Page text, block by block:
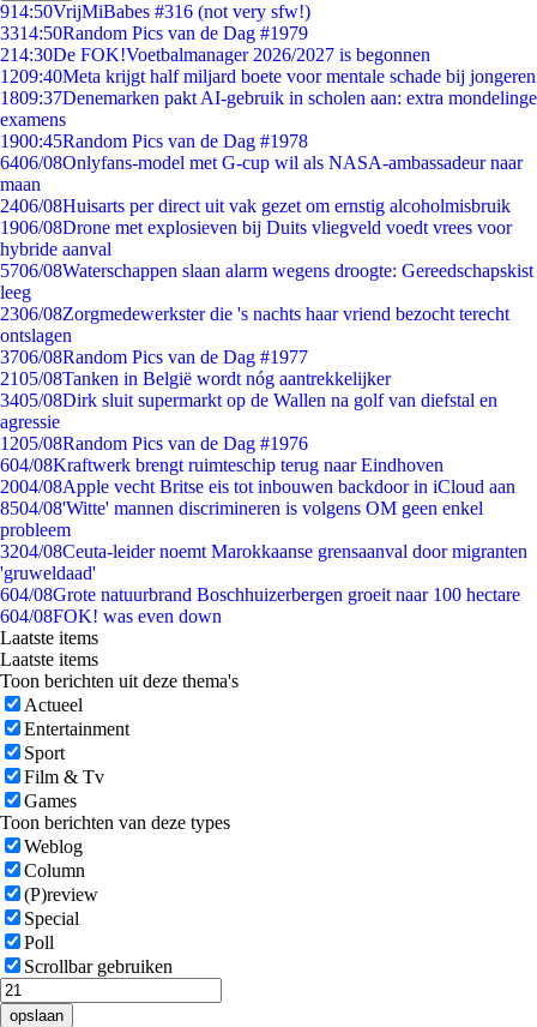
914:50VrijMiBabes #316 (not very sfw!)
3314:50Random Pics van de Dag #1979
214:30De FOK!Voetbalmanager 2026/2027 is begonnen
1209:40Meta krijgt half miljard boete voor mentale schade bij jongeren
1809:37Denemarken pakt AI-gebruik in scholen aan: extra mondelinge
examens
1900:45Random Pics van de Dag #1978
6406/08Onlyfans-model met G-cup wil als NASA-ambassadeur naar
maan
2406/08Huisarts per direct uit vak gezet om ernstig alcoholmisbruik
1906/08Drone met explosieven bij Duits vliegveld voedt vrees voor
hybride aanval
5706/08Waterschappen slaan alarm wegens droogte: Gereedschapskist
leeg
2306/08Zorgmedewerkster die 's nachts haar vriend bezocht terecht
ontslagen
3706/08Random Pics van de Dag #1977
2105/08Tanken in België wordt nóg aantrekkelijker
3405/08Dirk sluit supermarkt op de Wallen na golf van diefstal en
agressie
1205/08Random Pics van de Dag #1976
604/08Kraftwerk brengt ruimteschip terug naar Eindhoven
2004/08Apple vecht Britse eis tot inbouwen backdoor in iCloud aan
8504/08'Witte' mannen discrimineren is volgens OM geen enkel
probleem
3204/08Ceuta-leider noemt Marokkaanse grensaanval door migranten
'gruweldaad'
604/08Grote natuurbrand Boschhuizerbergen groeit naar 100 hectare
604/08FOK! was even down
Laatste items
Laatste items
Toon berichten uit deze thema's
Actueel
Entertainment
Sport
Film & Tv
Games
Toon berichten van deze types
Weblog
Column
(P)review
Special
Poll
Scrollbar gebruiken
opslaan